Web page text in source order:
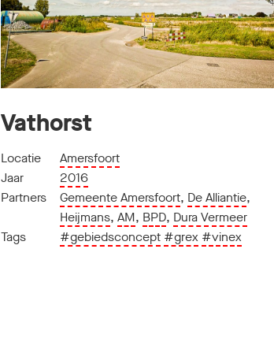
Vathorst
Locatie
Amersfoort
Jaar
2016
Partners
Gemeente Amersfoort, De Alliantie,
Heijmans,AM, BPD, Dura Vermeer
Tags
#gebiedsconcept #grex #vinex